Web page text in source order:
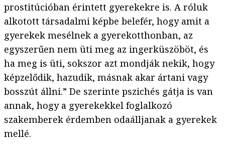
prostitúcióban érintett gyerekekre is. A róluk
alkotott társadalmi képbe belefér, hogy amit a
gyerekek mesélnek a gyerekotthonban, az
egyszerűen nem üti meg az ingerküszöböt, és
ha meg is üti, sokszor azt mondják nekik, hogy
képzelődik, hazudik, másnak akar ártani vagy
bosszút állni.” De szerinte pszichés gátja is van
annak, hogy a gyerekekkel foglalkozó
szakemberek érdemben odaálljanak a gyerekek
mellé.